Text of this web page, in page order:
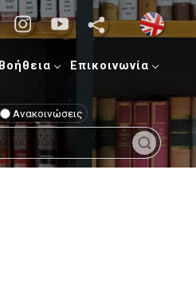
Βοήθεια Επικοινωνία
Ανακοινώσεις